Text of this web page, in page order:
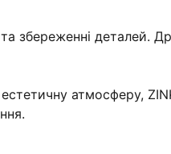
збереженні деталей.
атмосферу,